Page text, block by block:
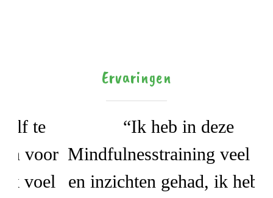
Ervaringen
“Ik heb in deze
Mindfulnesstraining veel tools
en inzichten gehad, ik heb een